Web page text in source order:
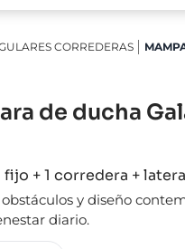
CORREDERAS
de ducha
fijo + 1 corredera +
obstáculos y diseño
diario.